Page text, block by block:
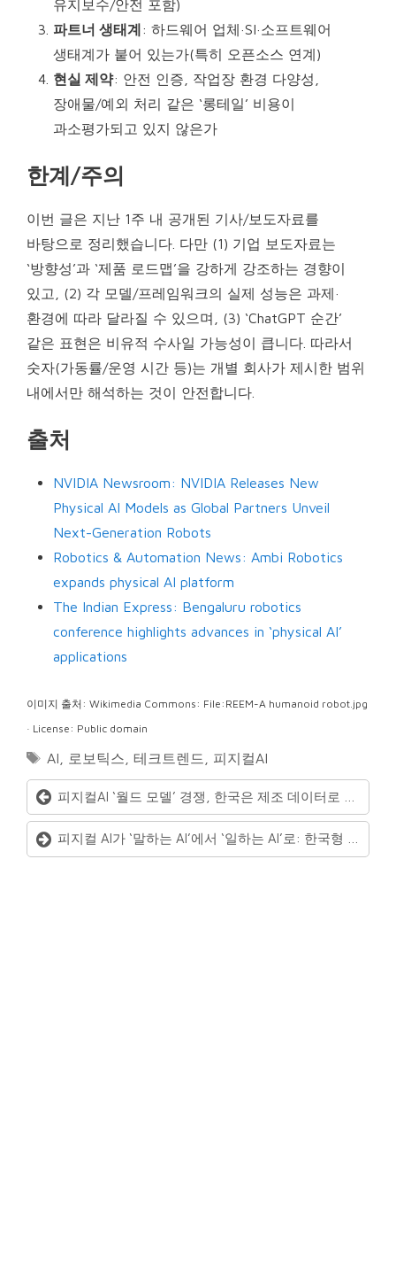
유지보수/안전 포함)
파트너 생태계 : 하드웨어 업체·SI·소프트웨어
생태계가 붙어 있는가(특히 오픈소스 연계)
현실 제약: 안전 인증, 작업장 환경 다양성,
장애물/예외 처리 같은 ‘롱테일’ 비용이
과소평가되고 있지 않은가
한계/주의
이번 글은 지난 1주 내 공개된 기사/보도자료를
바탕으로 정리했습니다. 다만 (1) 기업 보도자료는
‘방향성’과 ‘제품 로드맵’을 강하게 강조하는 경향이
있고, (2) 각 모델/프레임워크의 실제 성능은 과제·
환경에 따라 달라질 수 있으며, (3) ‘ChatGPT 순간’
같은 표현은 비유적 수사일 가능성이 큽니다. 따라서
숫자(가동률/운영 시간 등)는 개별 회사가 제시한 범위
내에서만 해석하는 것이 안전합니다.
출처
NVIDIA Newsroom: NVIDIA Releases New
Physical AI Models as Global Partners Unveil
Next-Generation Robots
Robotics & Automation News: Ambi Robotics
expands physical AI platform
The Indian Express: Bengaluru robotics
conference highlights advances in ‘physical AI’
applications
이미지 출처: Wikimedia Commons: File:REEM-A humanoid robot.jpg
· License: Public domain
Tags
AI 로보틱스 테크트렌드 피지컬AI
피지컬AI ‘월드 모델’ 경쟁, 한국은 제조 데이터로 승부할까? — K-피지컬AI 얼라이언스 출범
피지컬 AI가 ‘말하는 AI’에서 ‘일하는 AI’로: 한국형 로보틱스 생태계가 커지는 이유